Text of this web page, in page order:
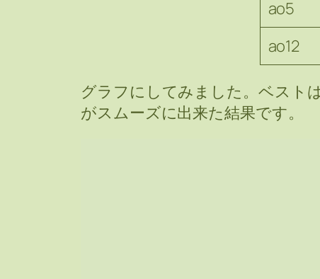
ao5
ao12
グラフにしてみました。ベストは
がスムーズに出来た結果です。